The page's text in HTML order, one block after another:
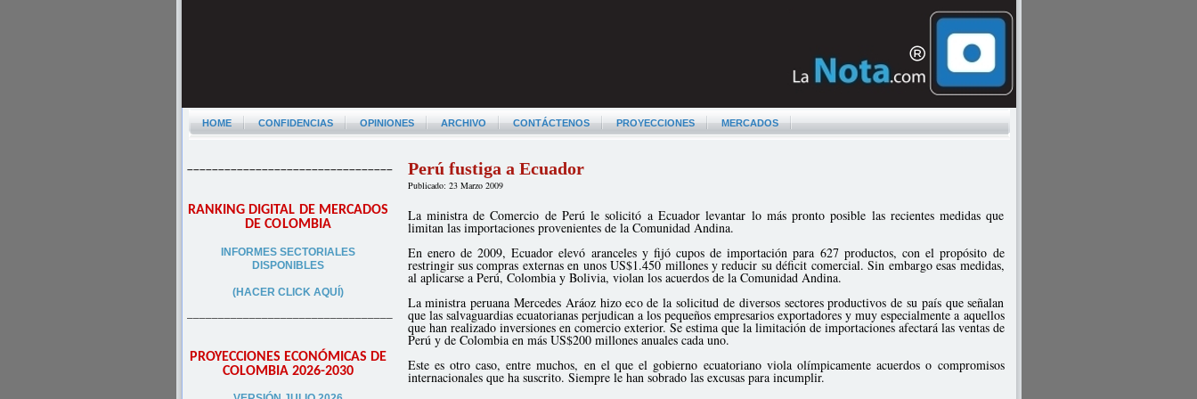
HOME CONFIDENCIAS OPINIONES ARCHIVO CONTÁCTENOS PROYECCIONES MERCADOS
–––––––––––––––––––––––––––––––––
RANKING DIGITAL DE MERCADOS
DE COLOMBIA
INFORMES SECTORIALES
DISPONIBLES
(HACER CLICK AQUÍ)
–––––––––––––––––––––––––––––––––
PROYECCIONES ECONÓMICAS DE
COLOMBIA 2026-2030
Perú fustiga a Ecuador
Publicado: 23 Marzo 2009
La ministra de Comercio de Perú le solicitó a Ecuador levantar lo más pronto posible las recientes medidas que
limitan las importaciones provenientes de la Comunidad Andina.
En enero de 2009, Ecuador elevó aranceles y fijó cupos de importación para 627 productos, con el propósito de
restringir sus compras externas en unos US$1.450 millones y reducir su déficit comercial. Sin embargo esas medidas,
al aplicarse a Perú, Colombia y Bolivia, violan los acuerdos de la Comunidad Andina.
La ministra peruana Mercedes Aráoz hizo eco de la solicitud de diversos sectores productivos de su país que señalan
que las salvaguardias ecuatorianas perjudican a los pequeños empresarios exportadores y muy especialmente a aquellos
que han realizado inversiones en comercio exterior. Se estima que la limitación de importaciones afectará las ventas de
Perú y de Colombia en más US$200 millones anuales cada uno.
Este es otro caso, entre muchos, en el que el gobierno ecuatoriano viola olímpicamente acuerdos o compromisos
internacionales que ha suscrito. Siempre le han sobrado las excusas para incumplir.